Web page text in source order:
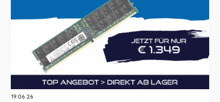
19.06.26